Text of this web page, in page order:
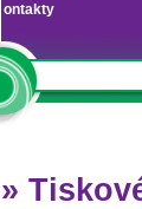
ontakty
»